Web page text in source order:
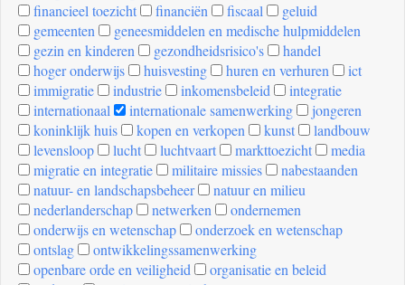
financieel toezicht
financiën fiscaal
geluid
gemeenten
geneesmiddelen en medische hulpmiddelen
gezin en kinderen
gezondheidsrisico's
handel
hoger onderwijs
huisvesting huren en verhuren
ict
immigratie
industrie inkomensbeleid
integratie
internationaal
internationale samenwerking
jongeren
koninklijk huis
kopen en verkopen kunst
landbouw
levensloop
lucht luchtvaart markttoezicht
media
migratie en integratie
militaire missies
nabestaanden
natuur- en landschapsbeheer
natuur en milieu
nederlanderschap
netwerken
ondernemen
onderwijs en wetenschap
onderzoek en wetenschap
ontslag
ontwikkelingssamenwerking
openbare orde en veiligheid
organisatie en beleid